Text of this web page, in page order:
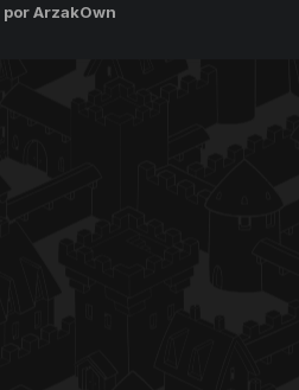
por ArzakOwn